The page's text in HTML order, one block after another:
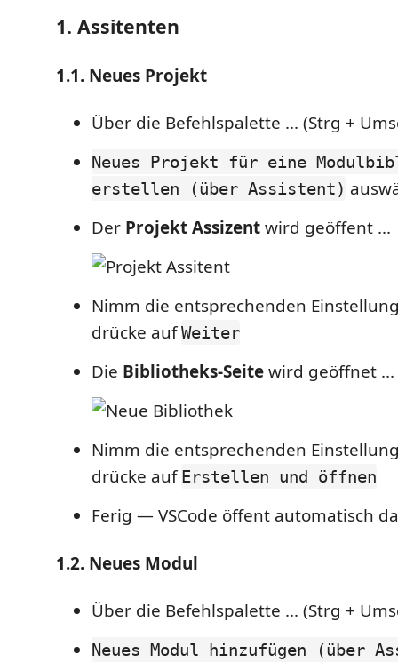
1. Assitenten
1.1. Neues Projekt
Über die Befehlspalette ... (Strg +
Neues Projekt für eine
erstellen (über Assistent)
Der Projekt Assizentwird geöffent ...
Nimm die entsprechenden
drücke aufWeiter
Die Bibliotheks-Seitewird geöffnet ...
Nimm die entsprechenden
drücke aufErstellen und öffnen
Ferig — VSCode öffent automatisch
1.2. Neues Modul
Über die Befehlspalette ... (Strg +
Neues Modul hinzufügen (über